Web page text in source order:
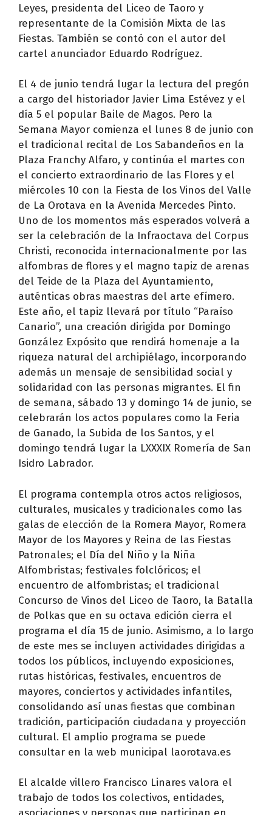
Leyes, presidenta del Liceo de Taoro y
representante de la Comisión Mixta de las
Fiestas. También se contó con el autor del
cartel anunciador Eduardo Rodríguez.
El 4 de junio tendrá lugar la lectura del pregón
a cargo del historiador Javier Lima Estévez y el
día 5 el popular Baile de Magos. Pero la
Semana Mayor comienza el lunes 8 de junio con
el tradicional recital de Los Sabandeños en la
Plaza Franchy Alfaro, y continúa el martes con
el concierto extraordinario de las Flores y el
miércoles 10 con la Fiesta de los Vinos del Valle
de La Orotava en la Avenida Mercedes Pinto.
Uno de los momentos más esperados volverá a
ser la celebración de la Infraoctava del Corpus
Christi, reconocida internacionalmente por las
alfombras de flores y el magno tapiz de arenas
del Teide de la Plaza del Ayuntamiento,
auténticas obras maestras del arte efímero.
Este año, el tapiz llevará por título “Paraíso
Canario”, una creación dirigida por Domingo
González Expósito que rendirá homenaje a la
riqueza natural del archipiélago, incorporando
además un mensaje de sensibilidad social y
solidaridad con las personas migrantes. El fin
de semana, sábado 13 y domingo 14 de junio, se
celebrarán los actos populares como la Feria
de Ganado, la Subida de los Santos, y el
domingo tendrá lugar la LXXXIX Romería de San
Isidro Labrador.
El programa contempla otros actos religiosos,
culturales, musicales y tradicionales como las
galas de elección de la Romera Mayor, Romera
Mayor de los Mayores y Reina de las Fiestas
Patronales; el Día del Niño y la Niña
Alfombristas; festivales folclóricos; el
encuentro de alfombristas; el tradicional
Concurso de Vinos del Liceo de Taoro, la Batalla
de Polkas que en su octava edición cierra el
programa el día 15 de junio. Asimismo, a lo largo
de este mes se incluyen actividades dirigidas a
todos los públicos, incluyendo exposiciones,
rutas históricas, festivales, encuentros de
mayores, conciertos y actividades infantiles,
consolidando así unas fiestas que combinan
tradición, participación ciudadana y proyección
cultural. El amplio programa se puede
consultar en la web municipal laorotava.es
El alcalde villero Francisco Linares valora el
trabajo de todos los colectivos, entidades,